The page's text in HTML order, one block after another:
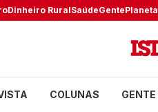
Dinheiro RuralSaúdeGentePlaneta
COLUNAS GENTE